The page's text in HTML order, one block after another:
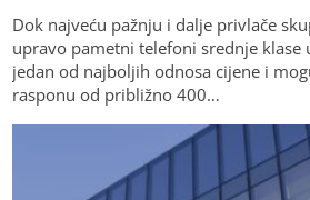
​Dok najveću pažnju i dalje privlače
upravo pametni telefoni srednje klase
jedan od najboljih odnosa cijene i
rasponu od približno 400…